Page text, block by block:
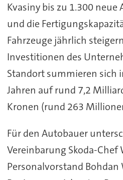
Kvasiny bis zu 1.300
und die
Fahrzeuge jährlich
Investitionen des
Standort summieren sich
Jahren auf rund 7,2
Kronen (rund 263
Für den Autobauer
Vereinbarung Skoda-
Personalvorstand Bohdan